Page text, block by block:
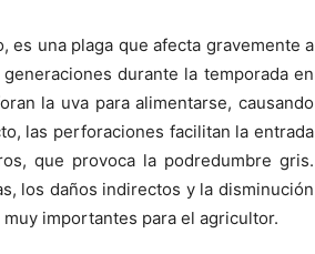
es una plaga que afecta gravemente a
durante la temporada en
la uva para alimentarse, causando
las perforaciones facilitan la entrada
que provoca la podredumbre gris.
los daños indirectos y la disminución
importantes para el agricultor.